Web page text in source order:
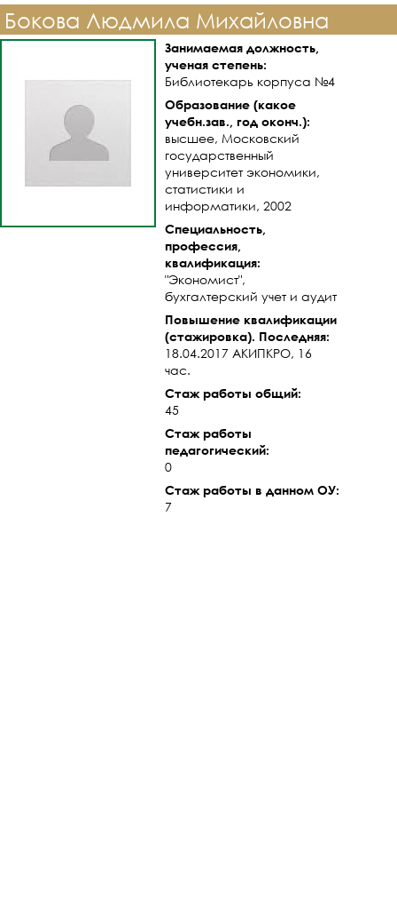
Бокова Людмила Михайловна
Занимаемая должность,
ученая степень:
Библиотекарь корпуса №4
Образование (какое
учебн.зав., год оконч.):
высшее, Московский
государственный
университет экономики,
статистики и
информатики, 2002
Специальность,
профессия,
квалификация:
"Экономист",
бухгалтерский учет и аудит
Повышение квалификации
(стажировка). Последняя:
18.04.2017 АКИПКРО, 16
час.
Стаж работы общий:
45
Стаж работы
педагогический:
0
Стаж работы в данном ОУ:
7